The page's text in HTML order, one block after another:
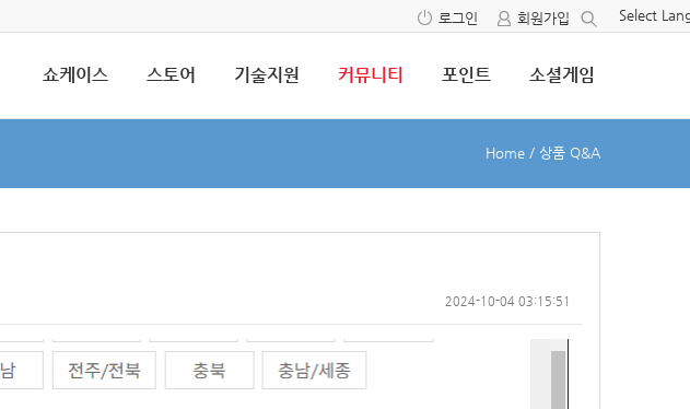
Select
로그인 회원가입
쇼케이스 스토어 기술지원 커뮤니티 포인트 소셜게임
Home / 상품 Q&A
2024-10-04 03:15:51